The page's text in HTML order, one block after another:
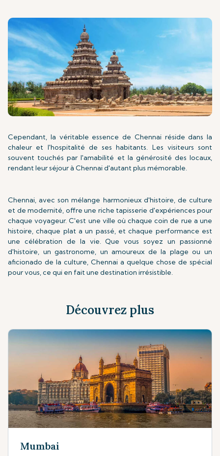
Cependant, la véritable essence de Chennai réside dans la
chaleur et l'hospitalité de ses habitants. Les visiteurs sont
souvent touchés par l'amabilité et la générosité des locaux,
rendant leur séjour à Chennai d'autant plus mémorable.
Chennai, avec son mélange harmonieux d'histoire, de culture
et de modernité, offre une riche tapisserie d'expériences pour
chaque voyageur. C'est une ville où chaque coin de rue a une
histoire, chaque plat a un passé, et chaque performance est
une célébration de la vie. Que vous soyez un passionné
d'histoire, un gastronome, un amoureux de la plage ou un
aficionado de la culture, Chennai a quelque chose de spécial
pour vous, ce qui en fait une destination irrésistible.
Découvrez plus
Mumbai